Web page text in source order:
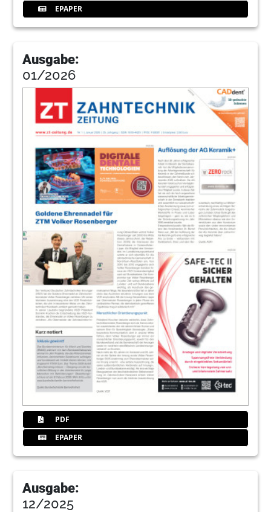
EPAPER
Ausgabe:
01/2026
PDF
EPAPER
Ausgabe:
12/2025